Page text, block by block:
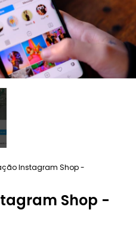
Instagram Shop -
Shop -